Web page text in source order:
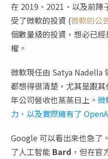
在 2019、2021、以及前陣
受了微軟的投資 (微軟的公
個數量級的投資，想必已
權。
微軟現任由 Satya Nadella
都想得很清楚，尤其是跟
年公司營收也蒸蒸日上。 微
力，以及實際擁有了
Google 可以看出來也急了
了人工智能 Bard ，但在